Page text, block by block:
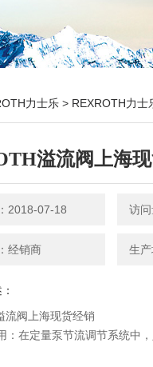
力士乐 > REXROTH力士
溢流阀上海
2018-07-18 访
经销商 生
流阀上海现货经销
：在定量泵节流调节系统中